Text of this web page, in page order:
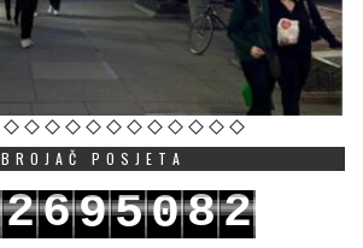
BROJAČ POSJETA
2695082